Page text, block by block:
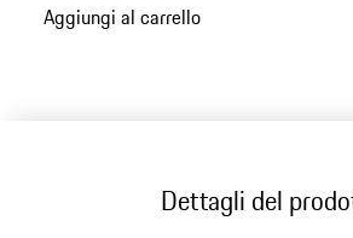
Aggiungi al carrello
Dettagli del